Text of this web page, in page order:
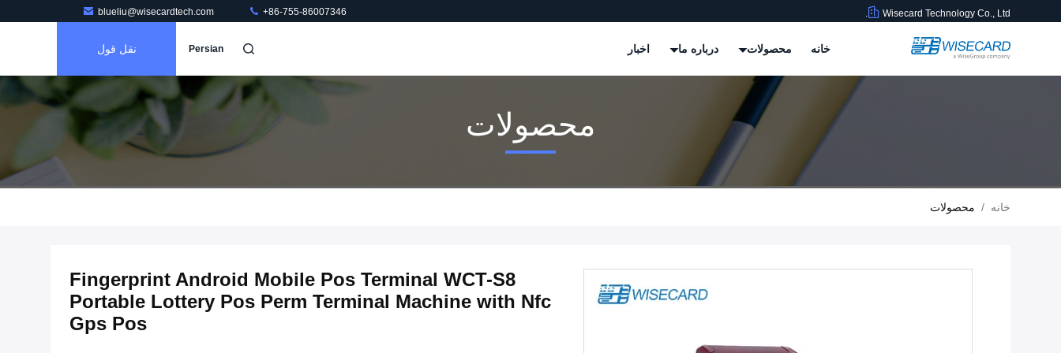
Wisecard Technology Co., Ltd.
blueliu@wisecardtech.com +86-755-86007346
خانه محصولات درباره ما اخبار Persian نقل قول
محصولات
خانه / محصولات
Fingerprint Android Mobile Pos Terminal WCT-S8
Portable Lottery Pos Perm Terminal Machine with Nfc
Gps Pos